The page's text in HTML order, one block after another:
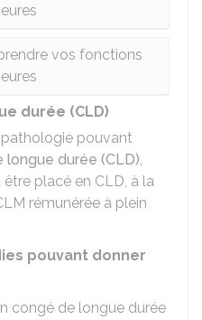
vos fonctions
durée (CLD)
pouvant
longue durée (CLD),
placé en CLD, à la
rémunérée à plein
pouvant donner
congé de longue durée